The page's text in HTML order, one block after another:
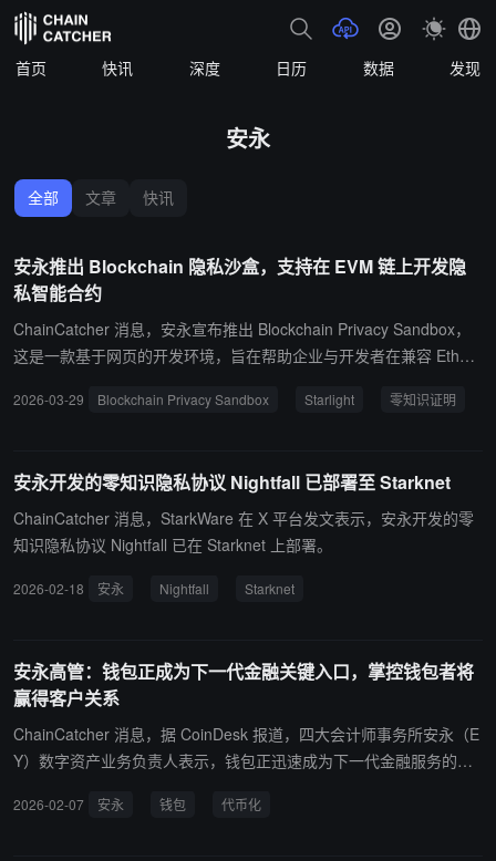
首页 快讯 深度 日历 数据 发现
安永
全部 文章 快讯
安永推出 Blockchain 隐私沙盒，支持在 EVM 链上开发隐
私智能合约
ChainCatcher 消息，安永宣布推出 Blockchain Privacy Sandbox，
这是一款基于网页的开发环境，旨在帮助企业与开发者在兼容 Ethere
境基于开源技术 Starlight，允许开发者在保留原有合约逻辑的前提
kchain Privacy Sandbox 主要用于实验与验证，支持企业评估隐私智
能合约的可行性、测试功能并验证应用场景，在正式集成 Starlight 前
完成验证流程。EY 表示，该工具通过提供易于使用的网页环境，降
译器已开源，开发者可通过其 GitHub 仓库集成隐私功能。随着企业
元。
2026-03-29 Blockchain Privacy Sandbox Starlight 零知识证明
安永开发的零知识隐私协议 Nightfall 已部署至 Starknet
ChainCatcher 消息，StarkWare 在 X 平台发文表示，安永开发的零
知识隐私协议 Nightfall 已在 Starknet 上部署。
2026-02-18 安永 Nightfall Starknet
安永高管：钱包正成为下一代金融关键入口，掌控钱包者将
赢得客户关系
ChainCatcher 消息，据 CoinDesk 报道，四大会计师事务所安永（E
Y）数字资产业务负责人表示，钱包正迅速成为下一代金融服务的关
提供钱包，谁就能赢得客户关系，"安永数字资产咨询业务联合负责
2026-02-07 安永 钱包 代币化